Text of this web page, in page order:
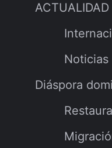
ACTUALIDAD
Noticias
Diáspora